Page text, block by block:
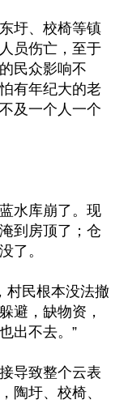
圩、校椅等镇
员伤亡，至于
民众影响不
有年纪大的老
及一个人一个
水库崩了。现
到房顶了；仓
了。
村民根本没法撤
避，缺物资，
出不去。”
导致整个云表
陶圩、校椅、